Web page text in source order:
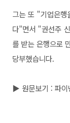
그는 또 "기업은행
다"면서 "권선주
를 받는 은행으로
당부했습니다.
▶ 원문보기 : 파이